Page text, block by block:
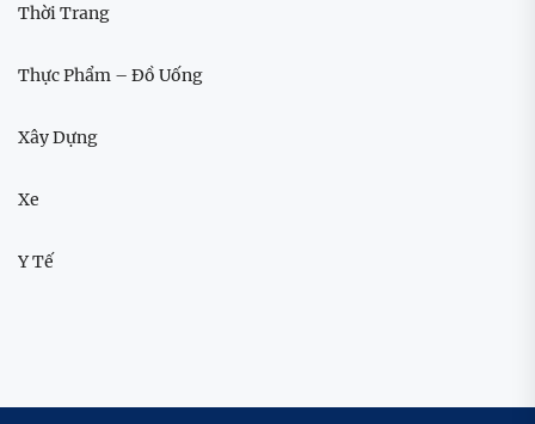
Thời Trang
Thực Phẩm – Đồ Uống
Xây Dựng
Xe
Y Tế